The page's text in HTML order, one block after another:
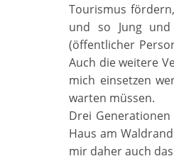
Tourismus
und so Jung
(öffentlicher
Auch die weitere
mich einsetzen
warten müssen.
Drei
Haus am
mir daher auch